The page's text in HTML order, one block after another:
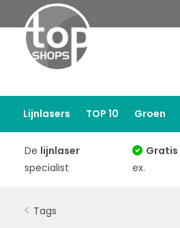
Lijnlasers TOP 10 Groen
De lijnlaser
specialist
Gratis
ex.
Tags